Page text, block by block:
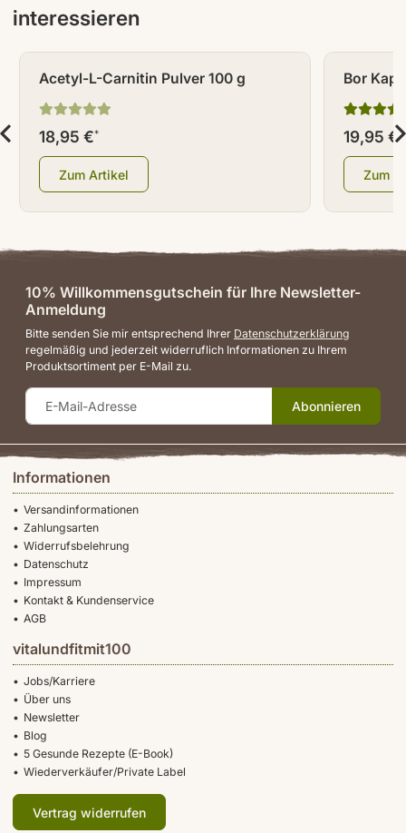
interessieren
Acetyl-L-Carnitin Pulver 100 g
18,95 €*
Zum Artikel
Bor
19,95 €*
Zum
Informationen
Versandinformationen
Zahlungsarten
Widerrufsbelehrung
Datenschutz
Impressum
Kontakt & Kundenservice
AGB
vitalundfitmit100
Jobs/Karriere
Über uns
Newsletter
Blog
5 Gesunde Rezepte (E-Book)
Wiederverkäufer/Private Label
Vertrag widerrufen
10% Willkommensgutschein für Ihre Newsletter-
Anmeldung
Bitte senden Sie mir entsprechend Ihrer Datenschutzerklärung
regelmäßig und jederzeit widerruflich Informationen zu Ihrem
Produktsortiment per E-Mail zu.
Abonnieren